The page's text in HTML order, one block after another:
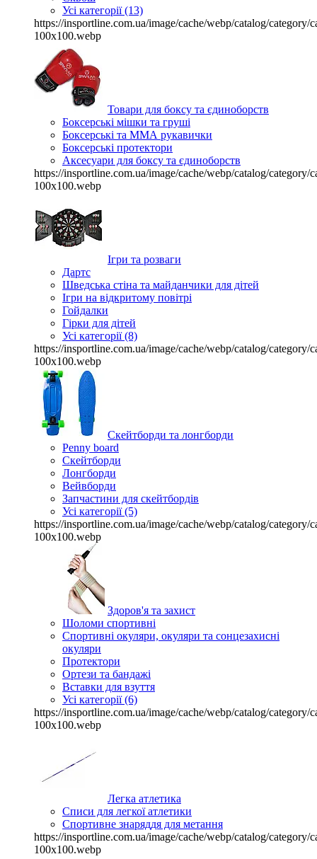
Усі категорії (13)
https://insportline.com.ua/image/cache/webp/catalog/category/
100x100.webp
Товари для боксу та єдиноборств
Боксерські мішки та груші
Боксерські та ММА рукавички
Боксерські протектори
Аксесуари для боксу та єдиноборств
https://insportline.com.ua/image/cache/webp/catalog/category/
100x100.webp
Ігри та розваги
Дартс
Шведська стіна та майданчики для дітей
Ігри на відкритому повітрі
Гойдалки
Гірки для дітей
Усі категорії (8)
https://insportline.com.ua/image/cache/webp/catalog/category/
100x100.webp
Скейтборди та лонгборди
Penny board
Скейтборди
Лонгборди
Вейвборди
Запчастини для скейтбордів
Усі категорії (5)
https://insportline.com.ua/image/cache/webp/catalog/category/
100x100.webp
Здоров'я та захист
Шоломи спортивні
Спортивні окуляри, окуляри та сонцезахисні
окуляри
Протектори
Ортези та бандажі
Вставки для взуття
Усі категорії (6)
https://insportline.com.ua/image/cache/webp/catalog/category/
100x100.webp
Легка атлетика
Списи для легкої атлетики
Спортивне знаряддя для метання
https://insportline.com.ua/image/cache/webp/catalog/category/
100x100.webp